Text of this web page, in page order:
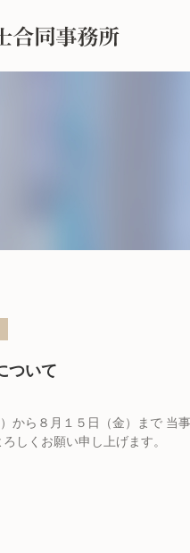
ついて
から８月１５日（金）まで 当
しくお願い申し上げます。